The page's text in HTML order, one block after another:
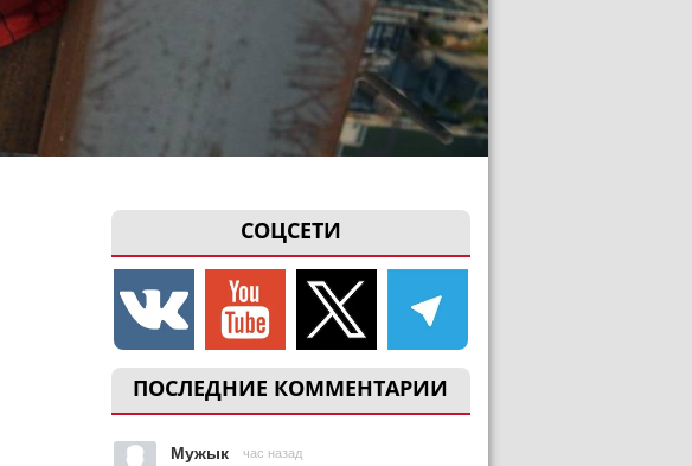
СОЦСЕТИ
ПОСЛЕДНИЕ КОММЕНТАРИИ
Мужык час назад